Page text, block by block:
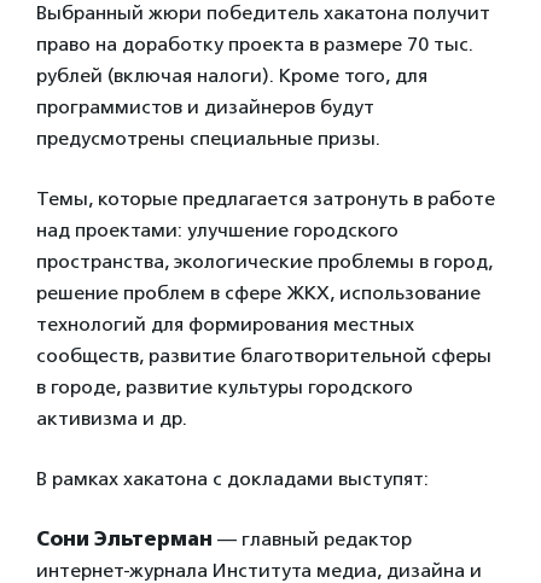
Выбранный жюри победитель хакатона получит
право на доработку проекта в размере 70 тыс.
рублей (включая налоги). Кроме того, для
программистов и дизайнеров будут
предусмотрены специальные призы.
Темы, которые предлагается затронуть в работе
над проектами: улучшение городского
пространства, экологические проблемы в город,
решение проблем в сфере ЖКХ, использование
технологий для формирования местных
сообществ, развитие благотворительной сферы
в городе, развитие культуры городского
активизма и др.
В рамках хакатона с докладами выступят:
Сони Эльтерман — главный редактор
интернет-журнала Института медиа, дизайна и